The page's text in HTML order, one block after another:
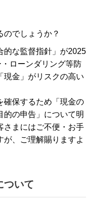
のでしょうか？
的な監督指針」が2025
ローンダリング等防
現金」がリスクの高い
確保するため「現金の
的の申告」について明
さまにはご不便・お手
、ご理解賜りますよ
ついて